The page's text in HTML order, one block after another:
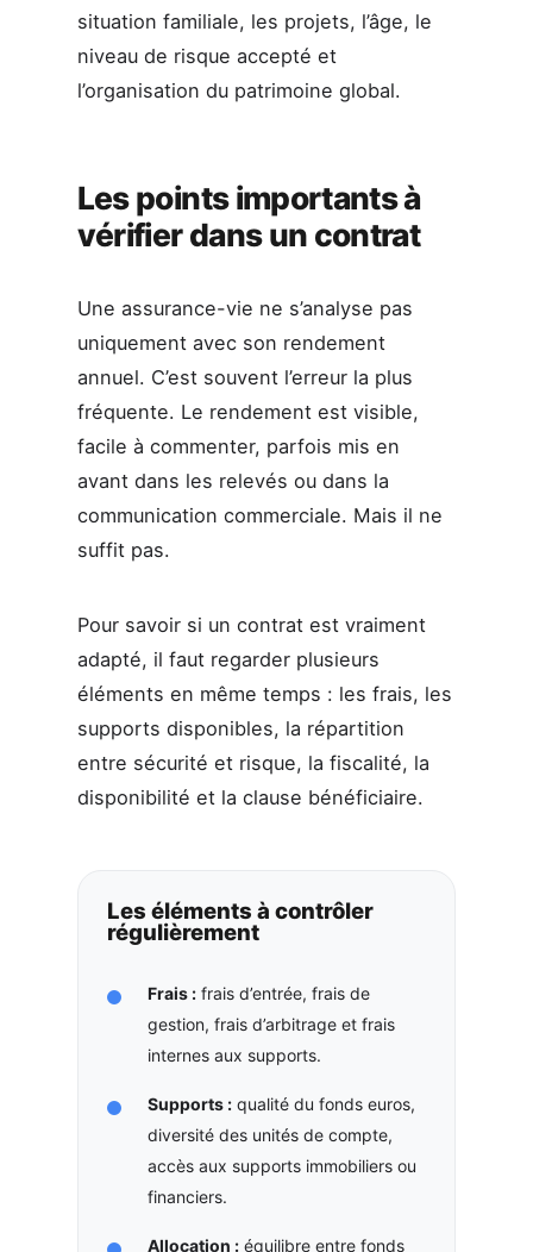
situation familiale, les projets, l’âge, le
niveau de risque accepté et
l’organisation du patrimoine global.
Les points importants à
vérifier dans un contrat
Une assurance-vie ne s’analyse pas
uniquement avec son rendement
annuel. C’est souvent l’erreur la plus
fréquente. Le rendement est visible,
facile à commenter, parfois mis en
avant dans les relevés ou dans la
communication commerciale. Mais il ne
suffit pas.
Pour savoir si un contrat est vraiment
adapté, il faut regarder plusieurs
éléments en même temps : les frais, les
supports disponibles, la répartition
entre sécurité et risque, la fiscalité, la
disponibilité et la clause bénéficiaire.
Les éléments à contrôler
régulièrement
Frais :frais d’entrée, frais de
gestion, frais d’arbitrage et frais
internes aux supports.
Supports :qualité du fonds euros,
diversité des unités de compte,
accès aux supports immobiliers ou
financiers.
Allocation :équilibre entre fonds